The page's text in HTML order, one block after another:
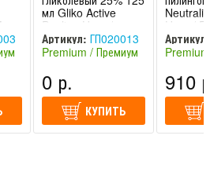
мл Gliko Active
Peeling Hour /
PREMIUM
Артикул: ГП020013
Premium / Премиум
0 р.
КУПИТЬ
Hour /
Артикул:
910